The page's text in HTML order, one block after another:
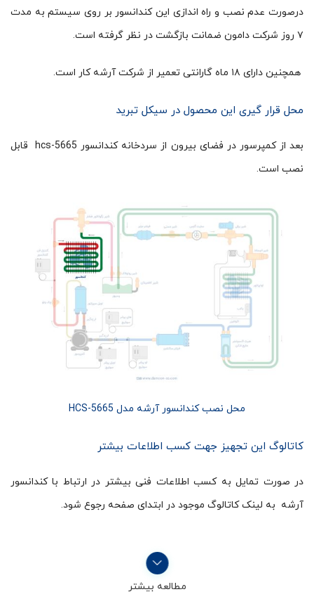
درصورت عدم نصب و راه اندازی این کندانسور بر روی سیستم به مدت
۷ روز شرکت دامون ضمانت بازگشت در نظر گرفته است.
همچنین دارای ۱۸ ماه گارانتی تعمیر از شرکت آرشه کار است.
محل قرار گیری این محصول در سیکل تبرید
بعد از کمپرسور در فضای بیرون از سردخانه کندانسور hcs-5665 قابل
نصب است.
محل نصب کندانسور آرشه مدل HCS-5665
کاتالوگ این تجهیز جهت کسب اطلاعات بیشتر
در صورت تمایل به کسب اطلاعات فنی بیشتر در ارتباط با کندانسور
آرشه به لینک کاتالوگ موجود در ابتدای صفحه رجوع شود.
مطالعه بیشتر